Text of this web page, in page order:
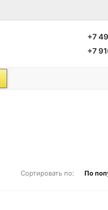
+7
+7
Сортировать по: По